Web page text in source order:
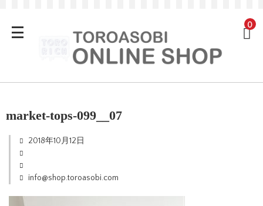
0
market-tops-099__07
2018年10月12日
info@shop.toroasobi.com